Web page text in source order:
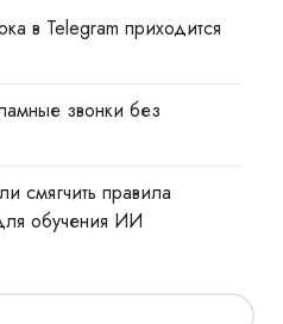
в Telegram приходится
звонки без
смягчить правила
обучения ИИ